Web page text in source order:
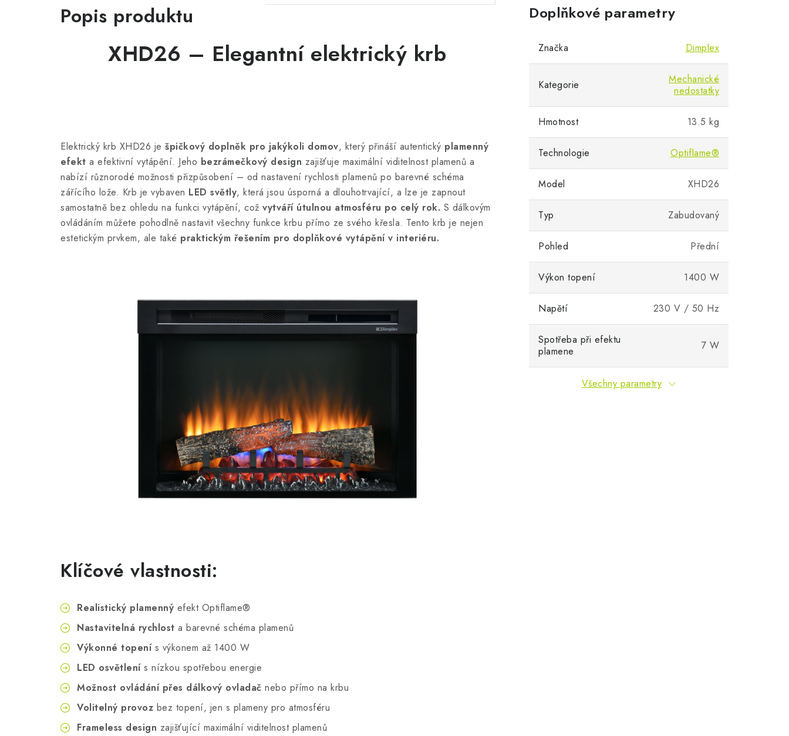
Popis produktu
XHD26 – Elegantní elektrický krb
Elektrický krb XHD26 je špičkový doplněk pro jakýkoli domov, který přináší autentický plamenný
efekt a efektivní vytápění. Jeho bezrámečkový design zajišťuje maximální viditelnost plamenů a
nabízí různorodé možnosti přizpůsobení – od nastavení rychlosti plamenů po barevné schéma
zářícího lože. Krb je vybaven LED světly, která jsou úsporná a dlouhotrvající, a lze je zapnout
samostatně bez ohledu na funkci vytápění, což vytváří útulnou atmosféru po celý rok. S dálkovým
ovládáním můžete pohodlně nastavit všechny funkce krbu přímo ze svého křesla. Tento krb je nejen
estetickým prvkem, ale také praktickým řešením pro doplňkové vytápění v interiéru.
Klíčové vlastnosti:
Realistický plamenný efekt Optiflame®
Nastavitelná rychlost a barevné schéma plamenů
Výkonné topenís výkonem až 1400 W
LED osvětlenís nízkou spotřebou energie
Možnost ovládání přes dálkový ovladač nebo přímo na krbu
Volitelný provoz bez topení, jen s plameny pro atmosféru
Frameless design zajišťující maximální viditelnost plamenů
Doplňkové parametry
Značka Dimplex
Kategorie
Mechanické
nedostatky
Hmotnost 13.5 kg
Technologie Optiflame®
Model XHD26
Typ Zabudovaný
Pohled Přední
Výkon topení 1400 W
Napětí 230 V / 50 Hz
Spotřeba při efektu
plamene
7 W
Všechny parametry